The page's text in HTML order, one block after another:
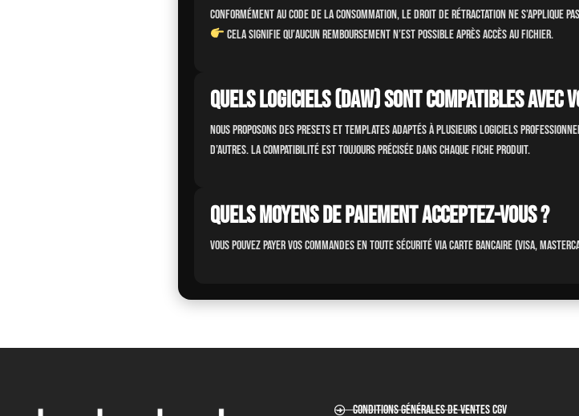
Conformément au Code de la Consommation, le droit de rétractation ne s’applique
Cela signifie qu’aucun remboursement n’est possible après accès au fichier.
Quels logiciels (DAW) sont compatibles avec
Nous proposons des presets et templates adaptés à plusieurs logiciels
d’autres. La compatibilité est toujours précisée dans chaque fiche produit.
Quels moyens de paiement acceptez-vous ?
Vous pouvez payer vos commandes en toute sécurité viaCarte bancaire (Visa,
Conditions générales de ventes CGV